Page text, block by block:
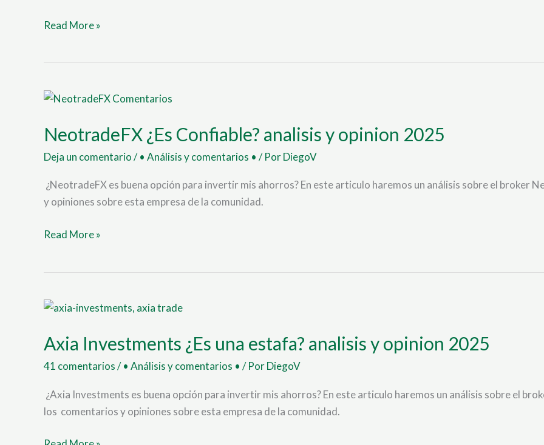
Read More »
NeotradeFX ¿Es Confiable? analisis y opinion 2025
Deja un comentario/• Análisis y comentarios • / PorDiegoV
¿NeotradeFX es buena opción para invertir mis ahorros? En este articulo haremos un análisis sobre el broker
y opiniones sobre esta empresa de la comunidad.
NeotradeFX
Confiable?
y
opinion
2025
Read More »
Axia Investments ¿Es una estafa? analisis y opinion 2025
41 comentarios/• Análisis y comentarios • / PorDiegoV
¿Axia Investments es buena opción para invertir mis ahorros? En este articulo haremos un análisis sobre el
los comentarios y opiniones sobre esta empresa de la comunidad.
Axia
¿Es
estafa?
analisis
y
2025